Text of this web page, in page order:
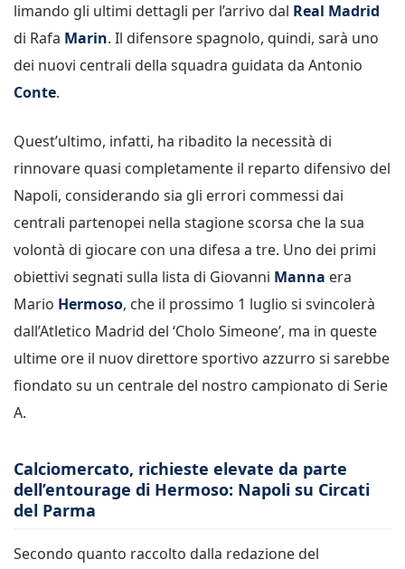
limando gli ultimi dettagli per l’arrivo dal Real Madrid
di Rafa Marin. Il difensore spagnolo, quindi, sarà uno
dei nuovi centrali della squadra guidata da Antonio
Conte.
Quest’ultimo, infatti, ha ribadito la necessità di
rinnovare quasi completamente il reparto difensivo del
Napoli, considerando sia gli errori commessi dai
centrali partenopei nella stagione scorsa che la sua
volontà di giocare con una difesa a tre. Uno dei primi
obiettivi segnati sulla lista di Giovanni Manna era
Mario Hermoso, che il prossimo 1 luglio si svincolerà
dall’Atletico Madrid del ‘Cholo Simeone’, ma in queste
ultime ore il nuov direttore sportivo azzurro si sarebbe
fiondato su un centrale del nostro campionato di Serie
A.
Calciomercato, richieste elevate da parte
dell’entourage di Hermoso: Napoli su Circati
del Parma
Secondo quanto raccolto dalla redazione del